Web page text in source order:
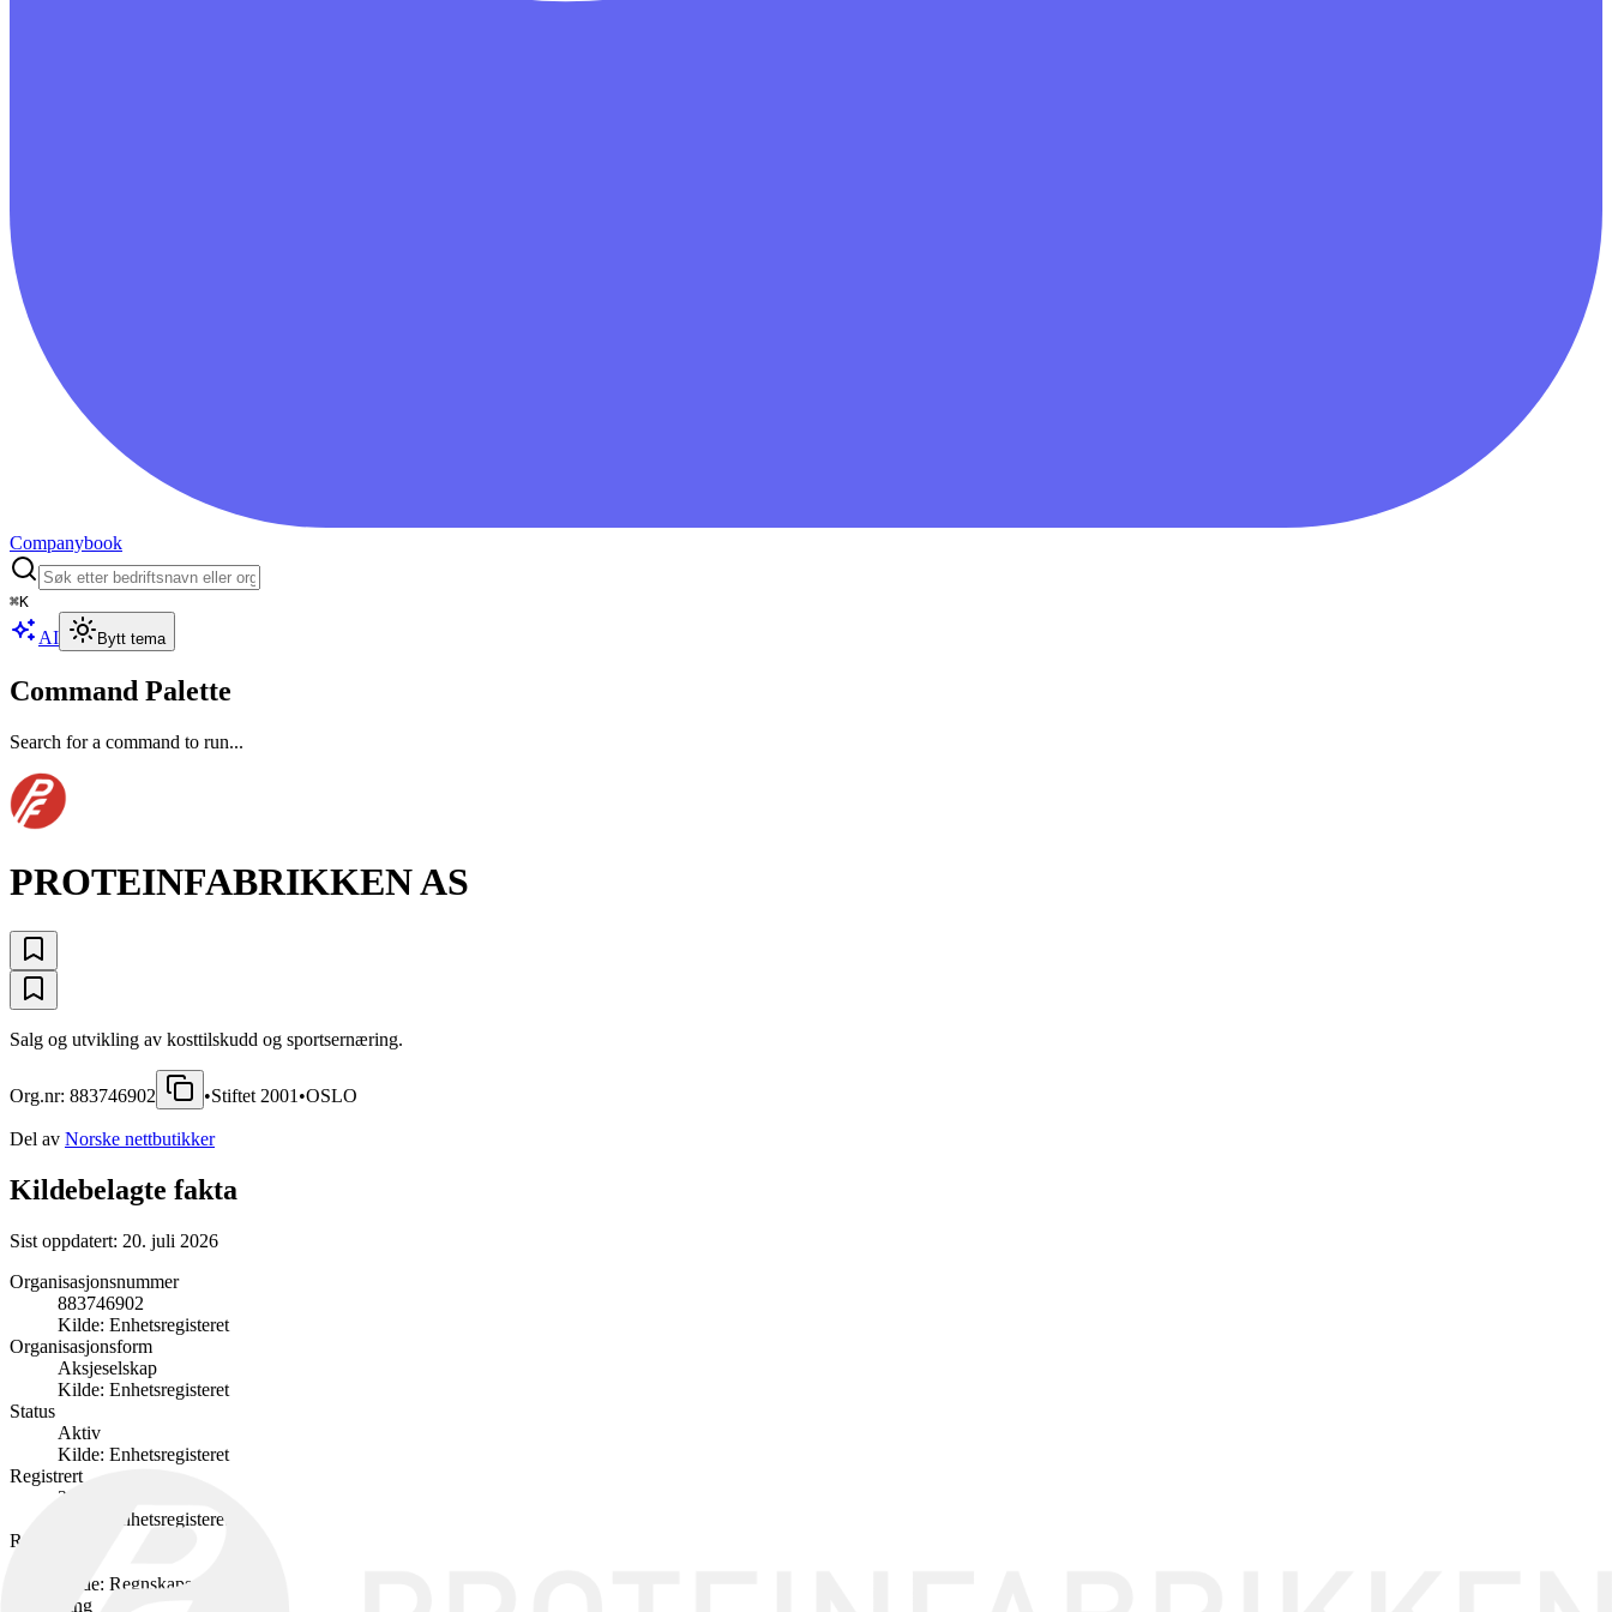
Companybook
⌘K
AI Bytt tema
Command Palette
Search for a command to run...
PROTEINFABRIKKEN AS
Salg og utvikling av kosttilskudd og sportsernæring.
Org.nr: 883746902 •Stiftet 2001 •OSLO
Del av Norske nettbutikker
Kildebelagte fakta
Sist oppdatert: 20. juli 2026
Organisasjonsnummer
883746902
Kilde: Enhetsregisteret
Organisasjonsform
Aksjeselskap
Kilde: Enhetsregisteret
Status
Aktiv
Kilde: Enhetsregisteret
Registrert
3. oktober 2001
Enhetsregisteret
Regnskapsår
Kilde: Regnskapsregisteret
Omsetning